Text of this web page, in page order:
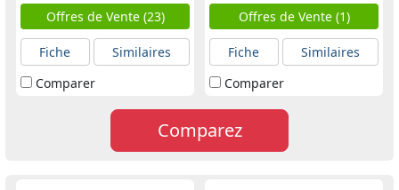
Offres de Vente (23)
Fiche
Similaires
Comparer
Offres de Vente (1)
Fiche
Similaires
Comparer
Comparez